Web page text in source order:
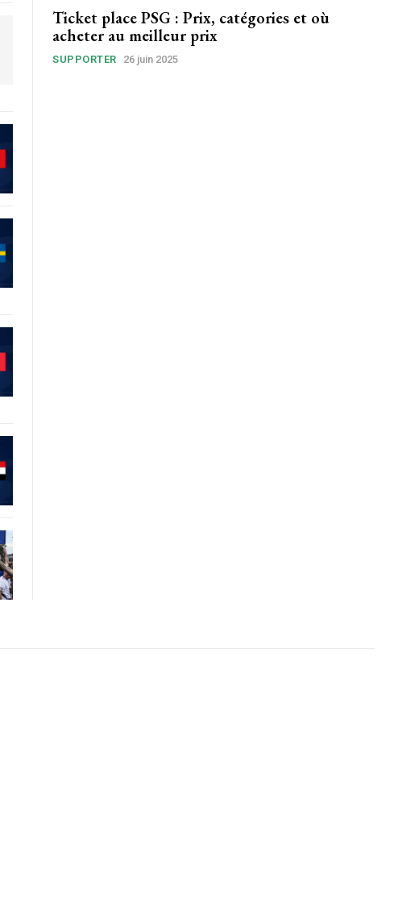
Ticket place PSG : Prix, catégories et où
acheter au meilleur prix
SUPPORTER 26 juin 2025